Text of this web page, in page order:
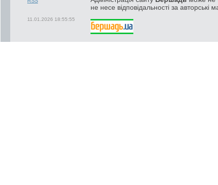
11.01.2026 18:55:55
не несе відповідальності за авторські